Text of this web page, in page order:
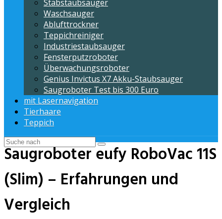
Stabstaubsauger
Waschsauger
Ablufttrockner
Teppichreiniger
Industriestaubsauger
Fensterputzroboter
Überwachungsroboter
Genius Invictus X7 Akku-Staubsauger
Saugroboter Test bis 300 Euro
mit Lasernavigation
Tierhaare
Teppich
Saugroboter eufy RoboVac 11S
(Slim) – Erfahrungen und
Vergleich